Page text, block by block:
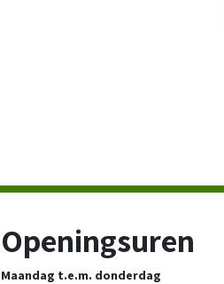
Openingsuren
Maandag t.e.m. donderdag